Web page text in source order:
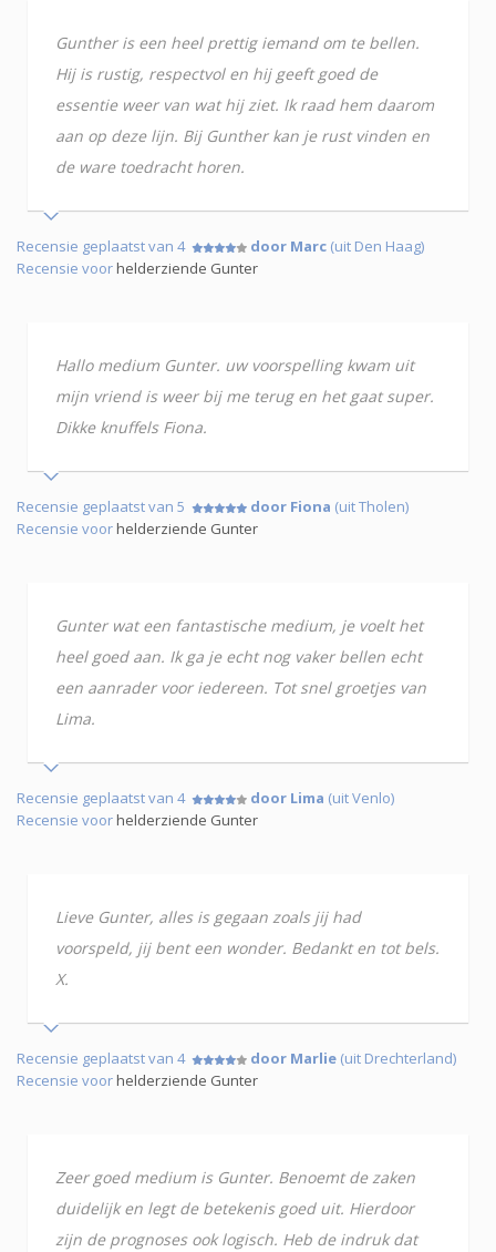
Gunther is een heel prettig iemand om te bellen.
Hij is rustig, respectvol en hij geeft goed de
essentie weer van wat hij ziet. Ik raad hem daarom
aan op deze lijn. Bij Gunther kan je rust vinden en
de ware toedracht horen.
Recensie geplaatst van 4 door Marc (uit Den Haag)
Recensie voorhelderziende Gunter
Hallo medium Gunter. uw voorspelling kwam uit
mijn vriend is weer bij me terug en het gaat super.
Dikke knuffels Fiona.
Recensie geplaatst van 5 door Fiona (uit Tholen)
Recensie voorhelderziende Gunter
Gunter wat een fantastische medium, je voelt het
heel goed aan. Ik ga je echt nog vaker bellen echt
een aanrader voor iedereen. Tot snel groetjes van
Lima.
Recensie geplaatst van 4 door Lima (uit Venlo)
Recensie voorhelderziende Gunter
Lieve Gunter, alles is gegaan zoals jij had
voorspeld, jij bent een wonder. Bedankt en tot bels.
X.
Recensie geplaatst van 4 door Marlie (uit Drechterland)
Recensie voorhelderziende Gunter
Zeer goed medium is Gunter. Benoemt de zaken
duidelijk en legt de betekenis goed uit. Hierdoor
zijn de prognoses ook logisch. Heb de indruk dat